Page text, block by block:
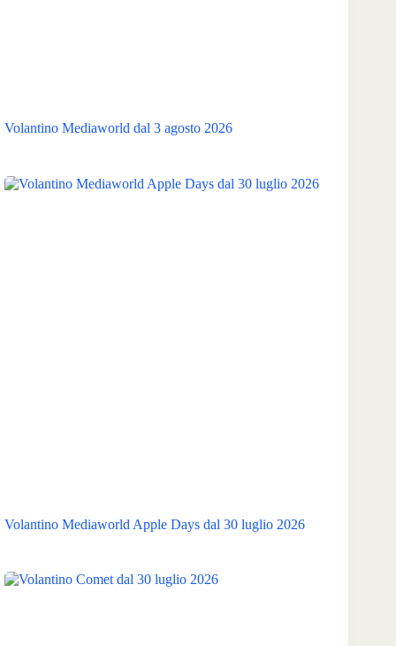
Volantino Mediaworld dal 3 agosto 2026
Volantino Mediaworld Apple Days dal 30 luglio 2026